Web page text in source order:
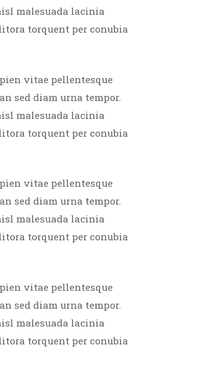
malesuada lacinia
torquent per conubia
vitae pellentesque
sed diam urna tempor.
malesuada lacinia
torquent per conubia
vitae pellentesque
sed diam urna tempor.
malesuada lacinia
torquent per conubia
vitae pellentesque
sed diam urna tempor.
malesuada lacinia
torquent per conubia